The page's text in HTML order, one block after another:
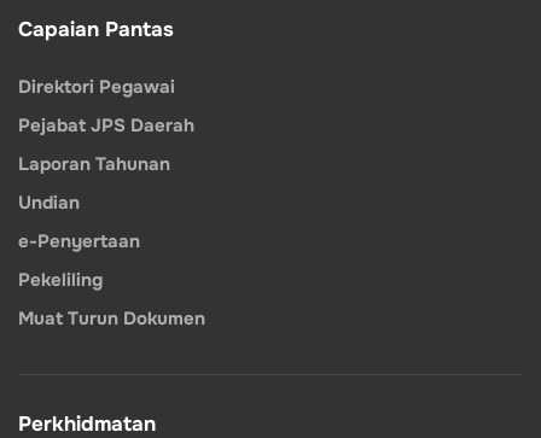
Capaian Pantas
Direktori Pegawai
Pejabat JPS Daerah
Laporan Tahunan
Undian
e-Penyertaan
Pekeliling
Muat Turun Dokumen
Perkhidmatan